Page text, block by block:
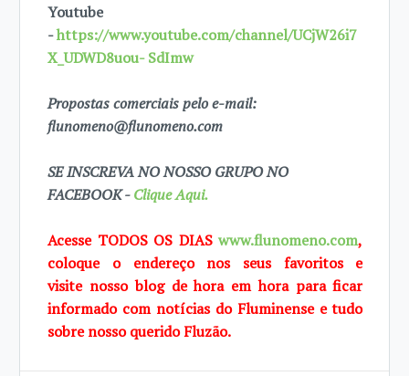
Youtube
-https://www.youtube.com/channel/UCjW26i7
X_UDWD8uou- SdImw
Propostas comerciais pelo e-mail:
flunomeno@flunomeno.com
SE INSCREVA NO NOSSO GRUPO NO
FACEBOOK -Clique Aqui.
Acesse TODOS OS DIASwww.flunomeno.com,
coloque o endereço nos seus favoritos e
visite nosso blog de hora em hora para ficar
informado com notícias do Fluminense e tudo
sobrenosso querido Fluzão.